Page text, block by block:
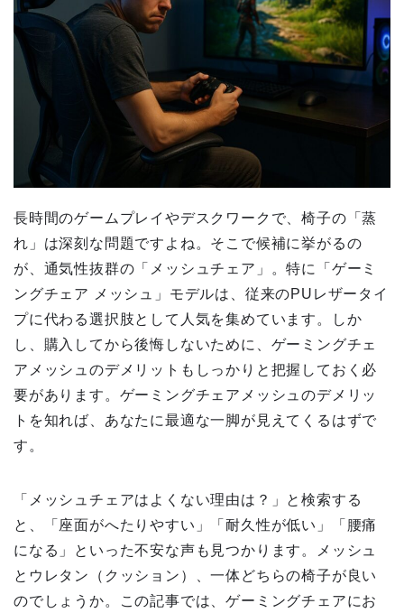
長時間のゲームプレイやデスクワークで、椅子の「蒸
れ」は深刻な問題ですよね。そこで候補に挙がるの
が、通気性抜群の「メッシュチェア」。特に「ゲーミ
ングチェア メッシュ」モデルは、従来のPUレザータイ
プに代わる選択肢として人気を集めています。しか
し、購入してから後悔しないために、ゲーミングチェ
アメッシュのデメリットもしっかりと把握しておく必
要があります。ゲーミングチェアメッシュのデメリッ
トを知れば、あなたに最適な一脚が見えてくるはずで
す。
「メッシュチェアはよくない理由は？」と検索する
と、「座面がへたりやすい」「耐久性が低い」「腰痛
になる」といった不安な声も見つかります。メッシュ
とウレタン（クッション）、一体どちらの椅子が良い
のでしょうか。この記事では、ゲーミングチェアにお